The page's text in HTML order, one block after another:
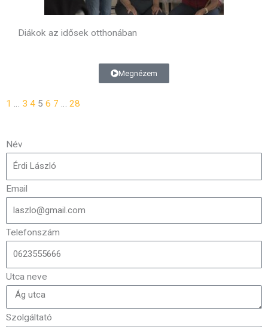
Diákok az idősek otthonában
Megnézem
1 … 3 4 5 6 7 … 28
Név
Email
Telefonszám
Utca neve
Szolgáltató